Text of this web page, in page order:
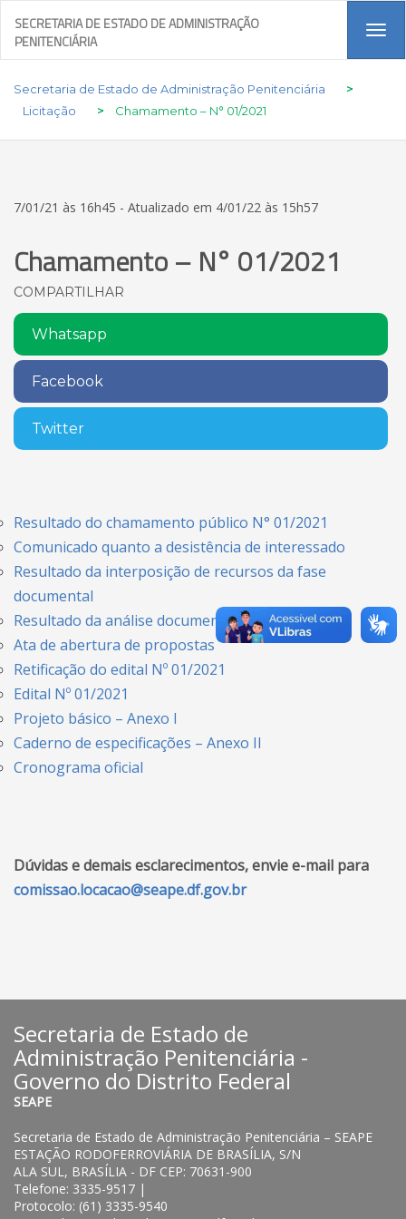
SECRETARIA DE ESTADO DE ADMINISTRAÇÃO
PENITENCIÁRIA
Secretaria de Estado de Administração Penitenciária
>
Licitação
> Chamamento – N° 01/2021
7/01/21 às 16h45 - Atualizado em 4/01/22 às 15h57
Chamamento – N° 01/2021
COMPARTILHAR
Whatsapp
Facebook
Twitter
Resultado do chamamento público N° 01/2021
Comunicado quanto a desistência de interessado
Resultado da interposição de recursos da fase
documental
Resultado da análise documental
Ata de abertura de propostas
Retificação do edital Nº 01/2021
Edital Nº 01/2021
Projeto básico – Anexo I
Caderno de especificações – Anexo II
Cronograma oficial
Dúvidas e demais esclarecimentos, envie e-mail para
comissao.locacao@seape.df.gov.br
Secretaria de Estado de
Administração Penitenciária -
Governo do Distrito Federal
SEAPE
Secretaria de Estado de Administração Penitenciária – SEAPE
ESTAÇÃO RODOFERROVIÁRIA DE BRASÍLIA, S/N
ALA SUL, BRASÍLIA - DF CEP: 70631-900
Telefone: 3335-9517 |
Protocolo: (61) 3335-9540